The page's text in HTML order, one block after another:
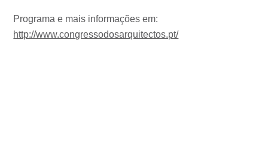
Programa e mais informações em:
http://www.congressodosarquitectos.pt/